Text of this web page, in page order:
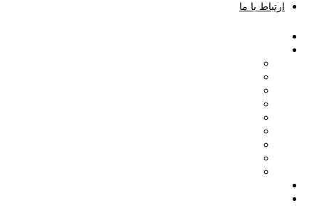
ارتباط با ما